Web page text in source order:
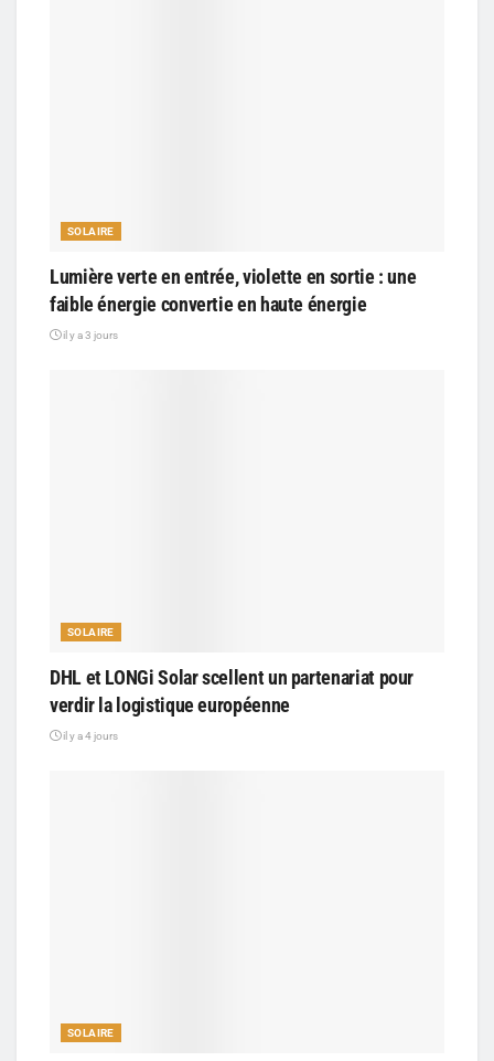
SOLAIRE
Lumière verte en entrée, violette en sortie : une
faible énergie convertie en haute énergie
il y a 3 jours
SOLAIRE
DHL et LONGi Solar scellent un partenariat pour
verdir la logistique européenne
il y a 4 jours
SOLAIRE